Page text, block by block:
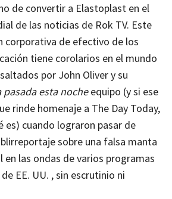
de convertir a Elastoplast en el
de las noticias de Rok TV. Este
corporativa de efectivo de los
tiene corolarios en el mundo
por John Oliver y su
pasada esta nocheequipo (y si ese
rinde homenaje a The Day Today,
es) cuando lograron pasar de
sobre una falsa manta
en las ondas de varios programas
EE. UU. , sin escrutinio ni